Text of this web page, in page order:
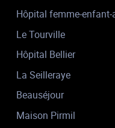
Hôpital femme-
Le Tourville
Hôpital Bellier
La Seilleraye
Beauséjour
Maison Pirmil